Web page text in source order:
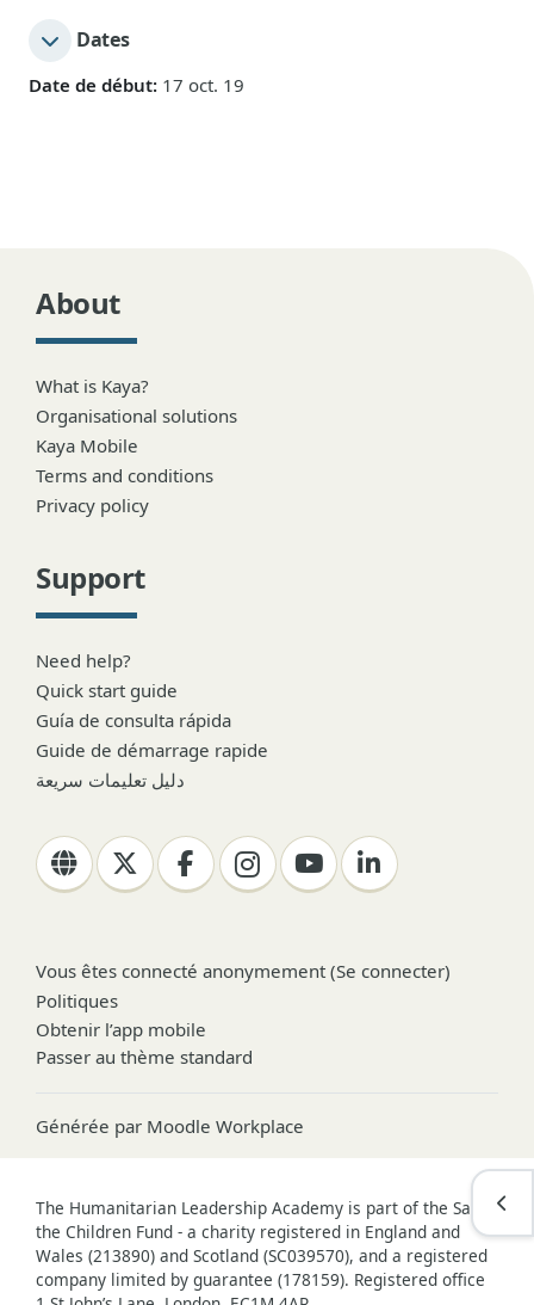
Dates
Date de début: 17 oct. 19
About
What is Kaya?
Organisational solutions
Kaya Mobile
Terms and conditions
Privacy policy
Support
Need help?
Quick start guide
Guía de consulta rápida
Guide de démarrage rapide
دليل تعليمات سريعة
Vous êtes connecté anonymement (Se connecter)
Politiques
Obtenir l’app mobile
Passer au thème standard
Générée par Moodle Workplace
The Humanitarian Leadership Academy is part of the Save
the Children Fund - a charity registered in England and
Wales (213890) and Scotland (SC039570), and a registered
company limited by guarantee (178159). Registered office